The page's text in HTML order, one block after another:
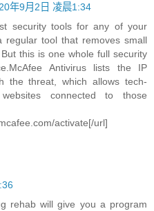
年9月2日 凌晨1:34
security tools for any of your
tool that removes small
this is one whole full security
Antivirus lists the IP
the threat, which allows tech-
connected to those
activate[/url]
rehab will give you a program